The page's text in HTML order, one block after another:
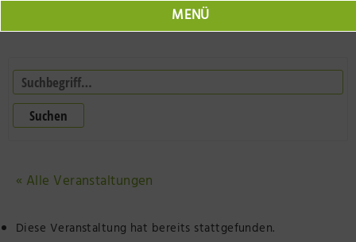
MENÜ
Jobs
Veranstaltungen
Neuruppin Schulplatz
Herr Fontane
« Alle Veranstaltungen
Diese Veranstaltung hat bereits stattgefunden.
Suchen